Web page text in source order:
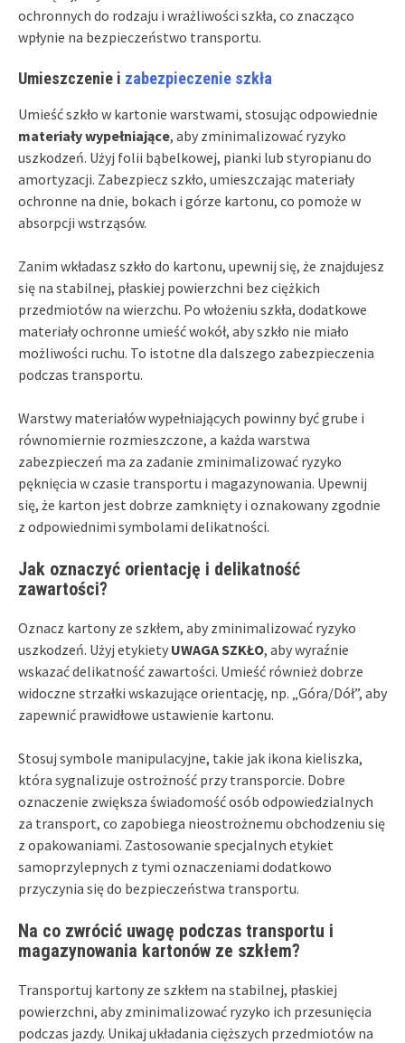
ochronnych do rodzaju i wrażliwości szkła, co znacząco
wpłynie na bezpieczeństwo transportu.
Umieszczenie i zabezpieczenie szkła
Umieść szkło w kartonie warstwami, stosując odpowiednie
materiały wypełniające, aby zminimalizować ryzyko
uszkodzeń. Użyj folii bąbelkowej, pianki lub styropianu do
amortyzacji. Zabezpiecz szkło, umieszczając materiały
ochronne na dnie, bokach i górze kartonu, co pomoże w
absorpcji wstrząsów.
Zanim wkładasz szkło do kartonu, upewnij się, że znajdujesz
się na stabilnej, płaskiej powierzchni bez ciężkich
przedmiotów na wierzchu. Po włożeniu szkła, dodatkowe
materiały ochronne umieść wokół, aby szkło nie miało
możliwości ruchu. To istotne dla dalszego zabezpieczenia
podczas transportu.
Warstwy materiałów wypełniających powinny być grube i
równomiernie rozmieszczone, a każda warstwa
zabezpieczeń ma za zadanie zminimalizować ryzyko
pęknięcia w czasie transportu i magazynowania. Upewnij
się, że karton jest dobrze zamknięty i oznakowany zgodnie
z odpowiednimi symbolami delikatności.
Jak oznaczyć orientację i delikatność
zawartości?
Oznacz kartony ze szkłem, aby zminimalizować ryzyko
uszkodzeń. Użyj etykiety UWAGA SZKŁO, aby wyraźnie
wskazać delikatność zawartości. Umieść również dobrze
widoczne strzałki wskazujące orientację, np. „Góra/Dół”, aby
zapewnić prawidłowe ustawienie kartonu.
Stosuj symbole manipulacyjne, takie jak ikona kieliszka,
która sygnalizuje ostrożność przy transporcie. Dobre
oznaczenie zwiększa świadomość osób odpowiedzialnych
za transport, co zapobiega nieostrożnemu obchodzeniu się
z opakowaniami. Zastosowanie specjalnych etykiet
samoprzylepnych z tymi oznaczeniami dodatkowo
przyczynia się do bezpieczeństwa transportu.
Na co zwrócić uwagę podczas transportu i
magazynowania kartonów ze szkłem?
Transportuj kartony ze szkłem na stabilnej, płaskiej
powierzchni, aby zminimalizować ryzyko ich przesunięcia
podczas jazdy. Unikaj układania cięższych przedmiotów na